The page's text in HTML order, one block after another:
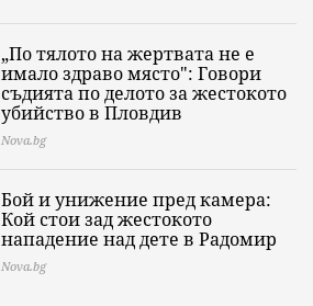
„По тялото на жертвата не е
имало здраво място": Говори
съдията по делото за жестокото
убийство в Пловдив
Nova.bg
Бой и унижение пред камера:
Кой стои зад жестокото
нападение над дете в Радомир
Nova.bg